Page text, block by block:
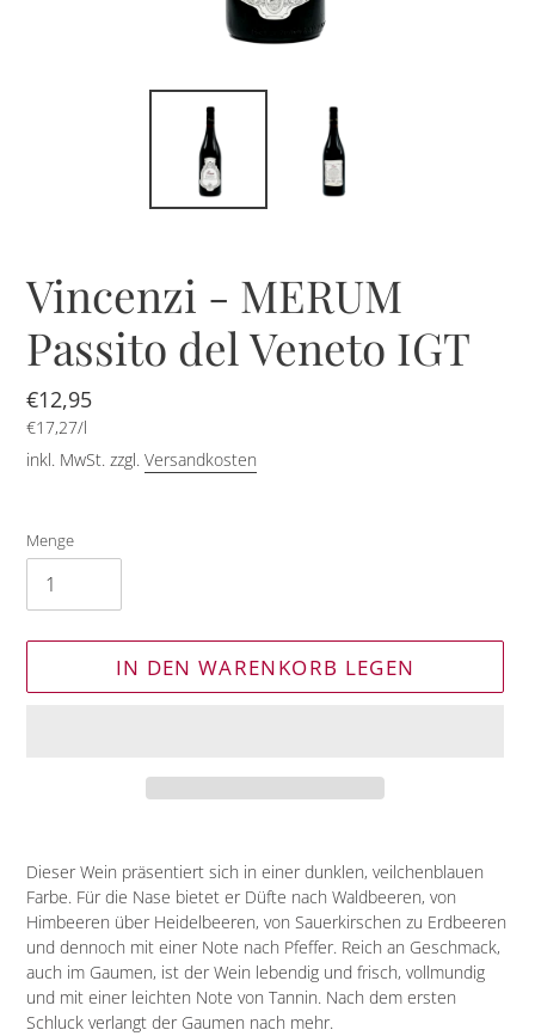
Vincenzi - MERUM
Passito del Veneto IGT
Normaler
Preis
€12,95
Einzelpreis
€17,27/pro
l
inkl. MwSt. zzgl. Versandkosten
Menge
IN DEN WARENKORB LEGEN
wird
zum
Warenkorb
hinzugefügt
Dieser Wein präsentiert sich in einer dunklen, veilchenblauen
Farbe. Für die Nase bietet er Düfte nach Waldbeeren, von
Himbeeren über Heidelbeeren, von Sauerkirschen zu Erdbeeren
und dennoch mit einer Note nach Pfeffer. Reich an Geschmack,
auch im Gaumen, ist der Wein lebendig und frisch, vollmundig
und mit einer leichten Note von Tannin. Nach dem ersten
Schluck verlangt der Gaumen nach mehr.